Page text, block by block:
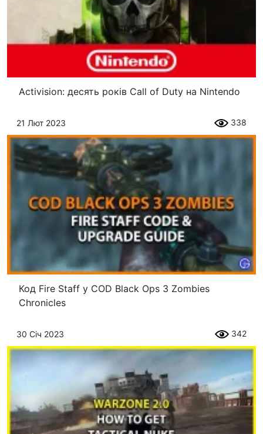
Activision: десять років Call of Duty на Nintendo
21 Лют 2023 338
Код Fire Staff у COD Black Ops 3 Zombies
Chronicles
30 Січ 2023 342